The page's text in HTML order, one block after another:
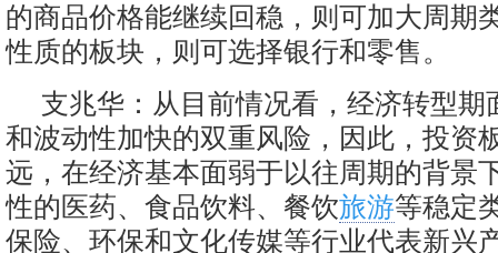
的商品价格能继续回稳，则可加大周期
性质的板块，则可选择银行和零售。
支兆华：从目前情况看，经济转型期
和波动性加快的双重风险，因此，投资
远，在经济基本面弱于以往周期的背景
性的医药、食品饮料、餐饮旅游等稳定
保险、环保和文化传媒等行业代表新兴